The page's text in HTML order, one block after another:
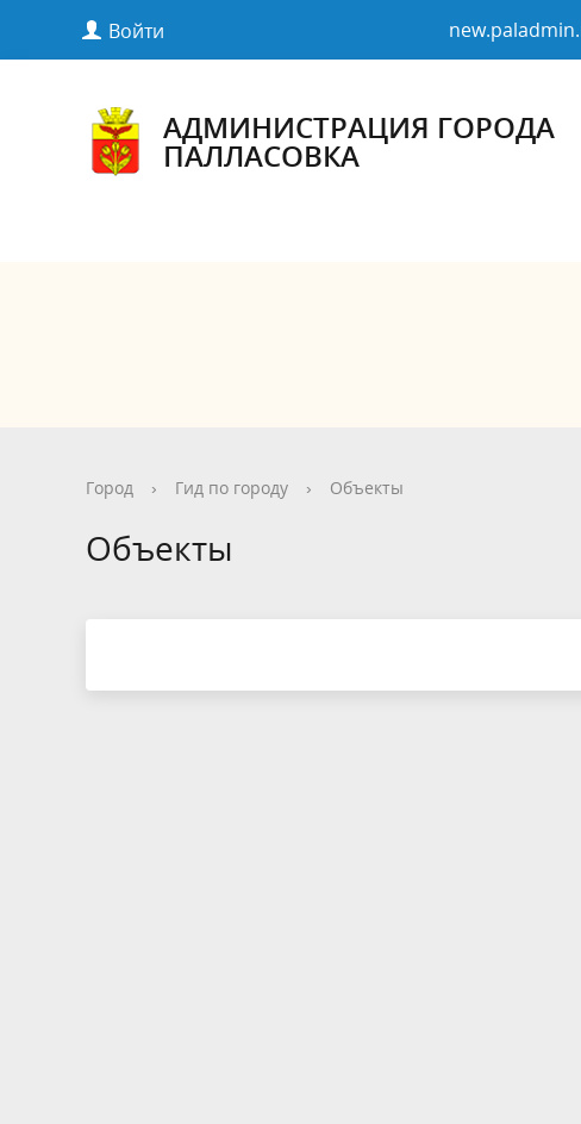
Войти
АДМИНИСТРАЦИЯ ГОРОДА
ПАЛЛАСОВКА
Город › Гид по городу › Объекты
Объекты